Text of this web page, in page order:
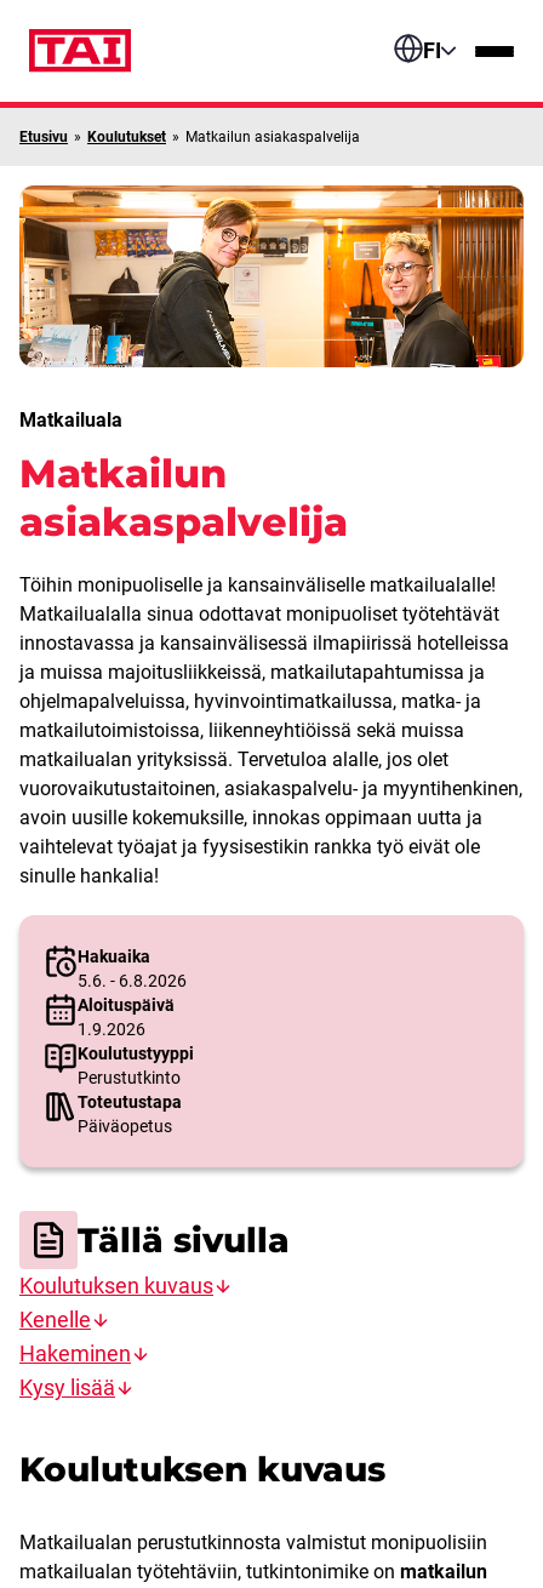
FI
Etusivu » Koulutukset » Matkailun asiakaspalvelija
Matkailuala
Matkailun
asiakaspalvelija
Töihin monipuoliselle ja kansainväliselle matkailualalle!
Matkailualalla sinua odottavat monipuoliset työtehtävät
innostavassa ja kansainvälisessä ilmapiirissä hotelleissa
ja muissa majoitusliikkeissä, matkailutapahtumissa ja
ohjelmapalveluissa, hyvinvointimatkailussa, matka- ja
matkailutoimistoissa, liikenneyhtiöissä sekä muissa
matkailualan yrityksissä. Tervetuloa alalle, jos olet
vuorovaikutustaitoinen, asiakaspalvelu- ja myyntihenkinen,
avoin uusille kokemuksille, innokas oppimaan uutta ja
vaihtelevat työajat ja fyysisestikin rankka työ eivät ole
sinulle hankalia!
Hakuaika
5.6. - 6.8.2026
Aloituspäivä
1.9.2026
Koulutustyyppi
Perustutkinto
Toteutustapa
Päiväopetus
Tällä sivulla
Koulutuksen kuvaus
Kenelle
Hakeminen
Kysy lisää
Koulutuksen kuvaus
Matkailualan perustutkinnosta valmistut monipuolisiin
matkailualan työtehtäviin, tutkintonimike on matkailun